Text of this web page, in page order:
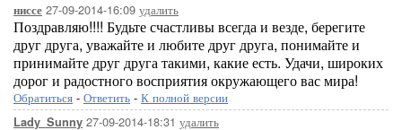
ниссе 27-09-2014-16:09 удалить
Поздравляю!!!! Будьте счастливы всегда и везде, берегите
друг друга, уважайте и любите друг друга, понимайте и
принимайте друг друга такими, какие есть. Удачи, широких
дорог и радостного восприятия окружающего вас мира!
Обратиться - Ответить - К полной версии
Lady_Sunny 27-09-2014-18:31 удалить